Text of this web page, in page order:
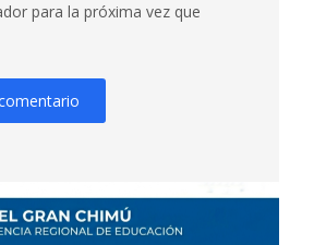
para la próxima vez que